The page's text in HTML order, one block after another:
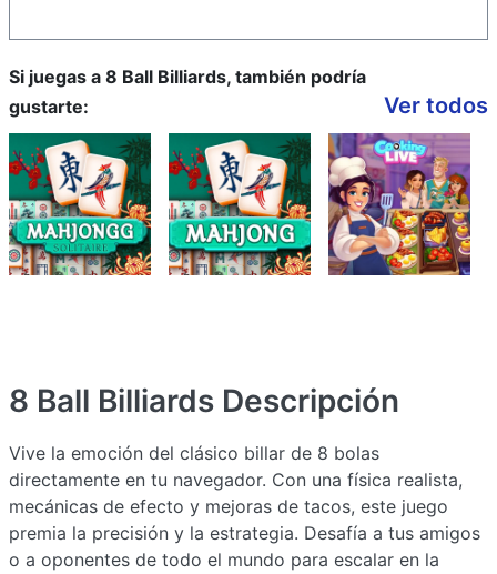
Si juegas a 8 Ball Billiards, también podría
gustarte:
Ver todos
8 Ball Billiards Descripción
Vive la emoción del clásico billar de 8 bolas
directamente en tu navegador. Con una física realista,
mecánicas de efecto y mejoras de tacos, este juego
premia la precisión y la estrategia. Desafía a tus amigos
o a oponentes de todo el mundo para escalar en la